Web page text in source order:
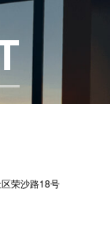
荣沙路18号